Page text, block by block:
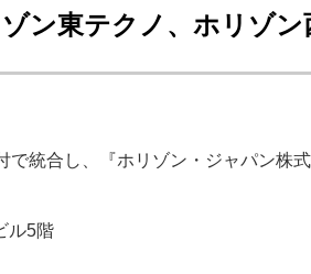
通販 SDGs・地域 ポストプレス ビジ
多彩な商材～ JAPAN PACK 2023 特集
ン東テクノ、ホリゾン
統合し、『ホリゾン・ジャパン株
ル5階